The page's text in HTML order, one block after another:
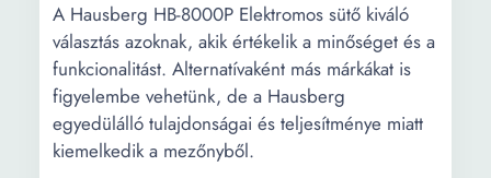
A Hausberg HB-8000P Elektromos sütő kiváló
választás azoknak, akik értékelik a minőséget és a
funkcionalitást. Alternatívaként más márkákat is
figyelembe vehetünk, de a Hausberg
egyedülálló tulajdonságai és teljesítménye miatt
kiemelkedik a mezőnyből.